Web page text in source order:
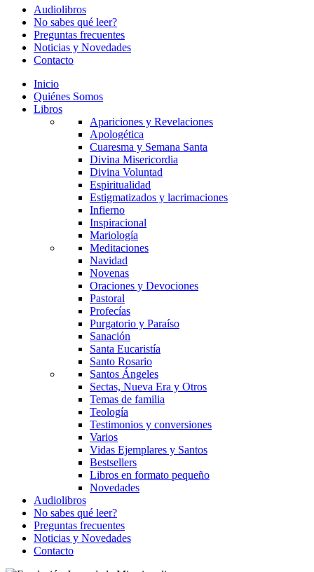
Audiolibros
No sabes qué leer?
Preguntas frecuentes
Noticias y Novedades
Contacto
Inicio
Quiénes Somos
Libros
Apariciones y Revelaciones
Apologética
Cuaresma y Semana Santa
Divina Misericordia
Divina Voluntad
Espiritualidad
Estigmatizados y lacrimaciones
Infierno
Inspiracional
Mariología
Meditaciones
Navidad
Novenas
Oraciones y Devociones
Pastoral
Profecías
Purgatorio y Paraíso
Sanación
Santa Eucaristía
Santo Rosario
Santos Ángeles
Sectas, Nueva Era y Otros
Temas de familia
Teología
Testimonios y conversiones
Varios
Vidas Ejemplares y Santos
Bestsellers
Libros en formato pequeño
Novedades
Audiolibros
No sabes qué leer?
Preguntas frecuentes
Noticias y Novedades
Contacto